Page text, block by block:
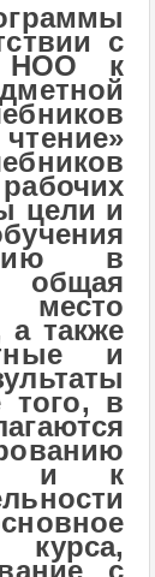
с
НОО к
цели и
в
место
а также
и
того, в
и к